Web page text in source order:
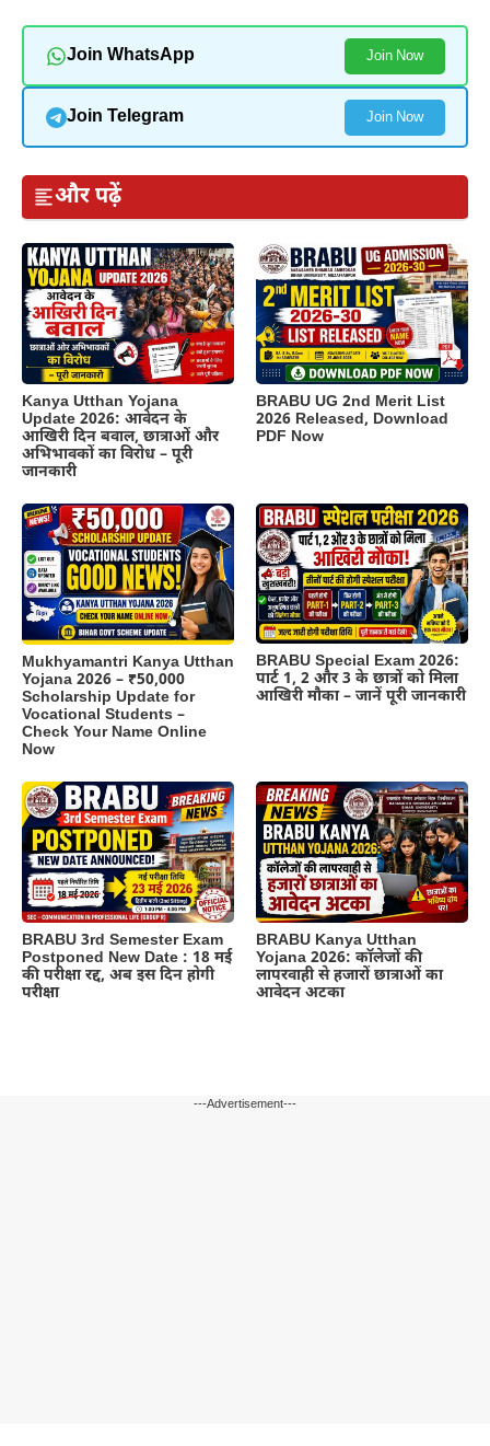
Join WhatsApp Join Now
Join Telegram Join Now
और पढ़ें
Kanya Utthan Yojana
Update 2026: आवेदन के
आखिरी दिन बवाल, छात्राओं और
अभिभावकों का विरोध – पूरी
जानकारी
BRABU UG 2nd Merit List
2026 Released, Download
PDF Now
Mukhyamantri Kanya Utthan
Yojana 2026 – ₹50,000
Scholarship Update for
Vocational Students –
Check Your Name Online
Now
BRABU Special Exam 2026:
पार्ट 1, 2 और 3 के छात्रों को मिला
आखिरी मौका – जानें पूरी जानकारी
BRABU 3rd Semester Exam
Postponed New Date : 18 मई
की परीक्षा रद्द, अब इस दिन होगी
परीक्षा
BRABU Kanya Utthan
Yojana 2026: कॉलेजों की
लापरवाही से हजारों छात्राओं का
आवेदन अटका
---Advertisement---